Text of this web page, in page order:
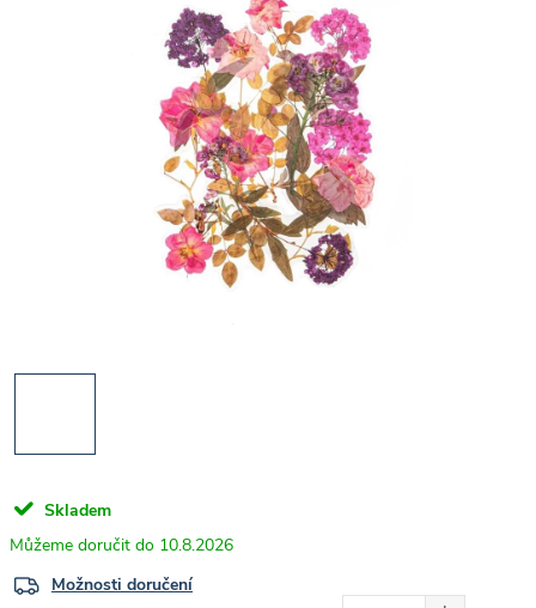
Skladem
10.8.2026
Možnosti doručení